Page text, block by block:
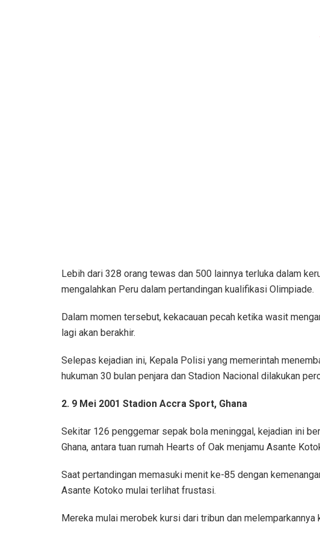
Lebih dari 328 orang tewas dan 500 lainnya terluka dalam
mengalahkan Peru dalam pertandingan kualifikasi Olimpiade.
Dalam momen tersebut, kekacauan pecah ketika wasit
lagi akan berakhir.
Selepas kejadian ini, Kepala Polisi yang memerintah
hukuman 30 bulan penjara dan Stadion Nacional dilakukan
2. 9 Mei 2001 Stadion Accra Sport, Ghana
Sekitar 126 penggemar sepak bola meninggal, kejadian ini
Ghana, antara tuan rumah Hearts of Oak menjamu Asante
Saat pertandingan memasuki menit ke-85 dengan
Asante Kotoko mulai terlihat frustasi.
Mereka mulai merobek kursi dari tribun dan melemparkannya